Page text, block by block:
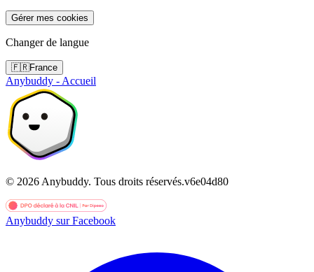
Gérer mes cookies
Changer de langue
🇫🇷France
Anybuddy - Accueil
© 2026 Anybuddy. Tous droits réservés.v6e04d80
Anybuddy sur Facebook